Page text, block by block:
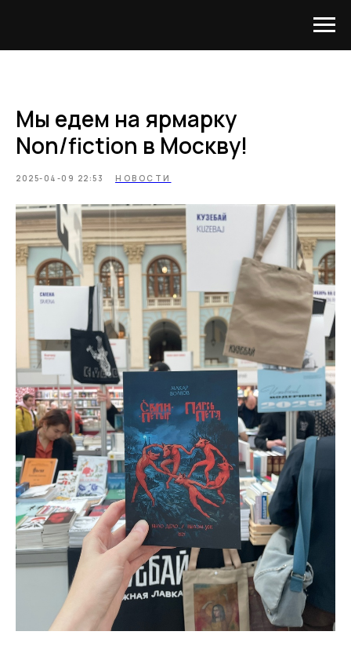
Мы едем на ярмарку
Non/fiction в Москву!
2025-04-09 22:53 НОВОСТИ